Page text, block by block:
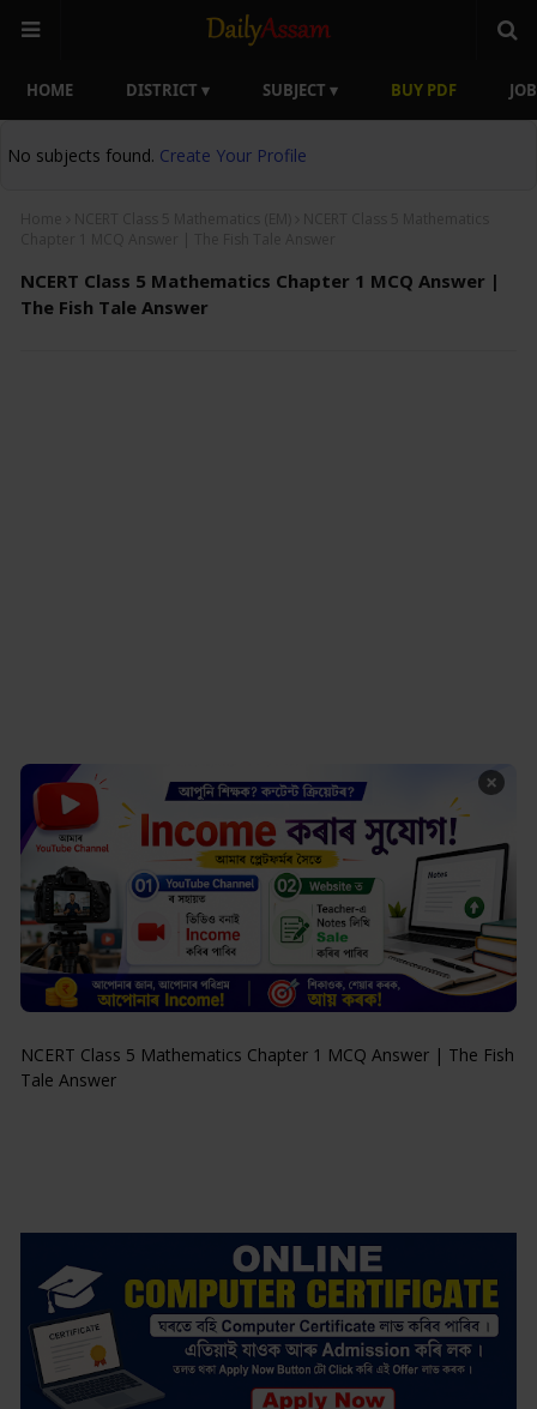
HOME DISTRICT ▾ SUBJECT ▾ BUY PDF
No subjects found. Create Your Profile
NCERT Class 5 Mathematics Chapter 1 MCQ Answer |
The Fish Tale Answer
×
NCERT Class 5 Mathematics Chapter 1 MCQ Answer | The Fish
Tale Answer